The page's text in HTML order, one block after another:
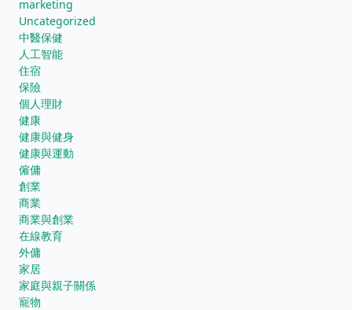
marketing
Uncategorized
中醫保健
人工智能
住宿
保險
個人理財
健康
健康與健身
健康與運動
僱傭
創業
商業
商業與創業
在線教育
外傭
家居
家庭與親子關係
寵物